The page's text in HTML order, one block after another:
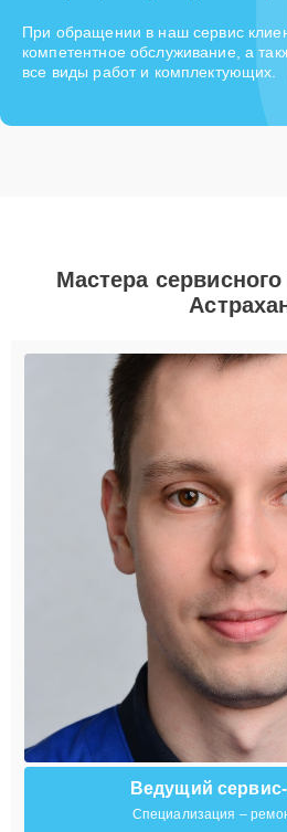
При обращении в наш сервис
компетентное обслуживание, а
все виды работ и комплектующих.
Мастера
Ведущий
Специализация –